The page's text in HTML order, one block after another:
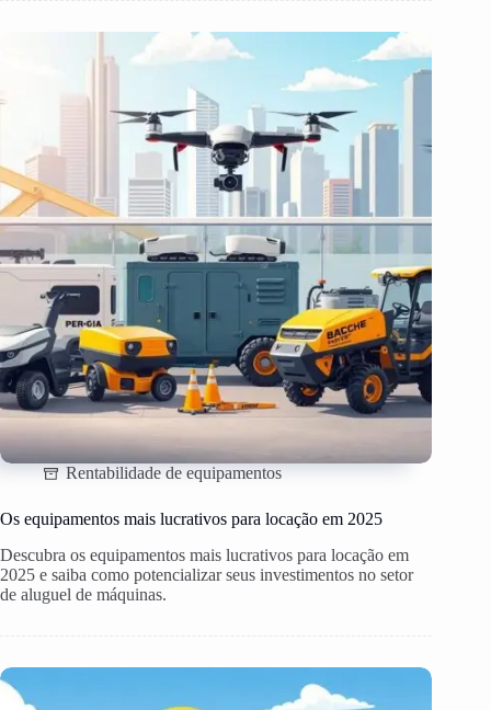
Rentabilidade de equipamentos
Os equipamentos mais lucrativos para locação em 2025
Descubra os equipamentos mais lucrativos para locação em
2025 e saiba como potencializar seus investimentos no setor
de aluguel de máquinas.